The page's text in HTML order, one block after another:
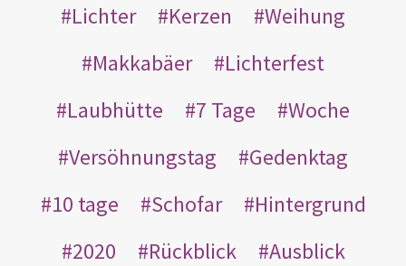
Lichter
Kerzen
Weihung
Makkabäer
Lichterfest
Laubhütte
7 Tage
Woche
Versöhnungstag
Gedenktag
10 tage
Schofar
Hintergrund
2020
Rückblick
Ausblick